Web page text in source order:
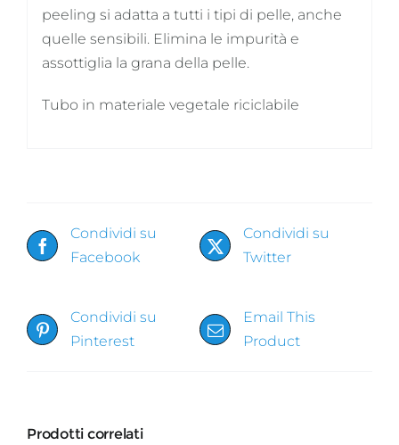
peeling si adatta a tutti i tipi di pelle, anche
quelle sensibili. Elimina le impurità e
assottiglia la grana della pelle.
Tubo in materiale vegetale riciclabile
Condividi su
Facebook
Condividi su
Twitter
Condividi su
Pinterest
Email This
Product
Prodotti correlati